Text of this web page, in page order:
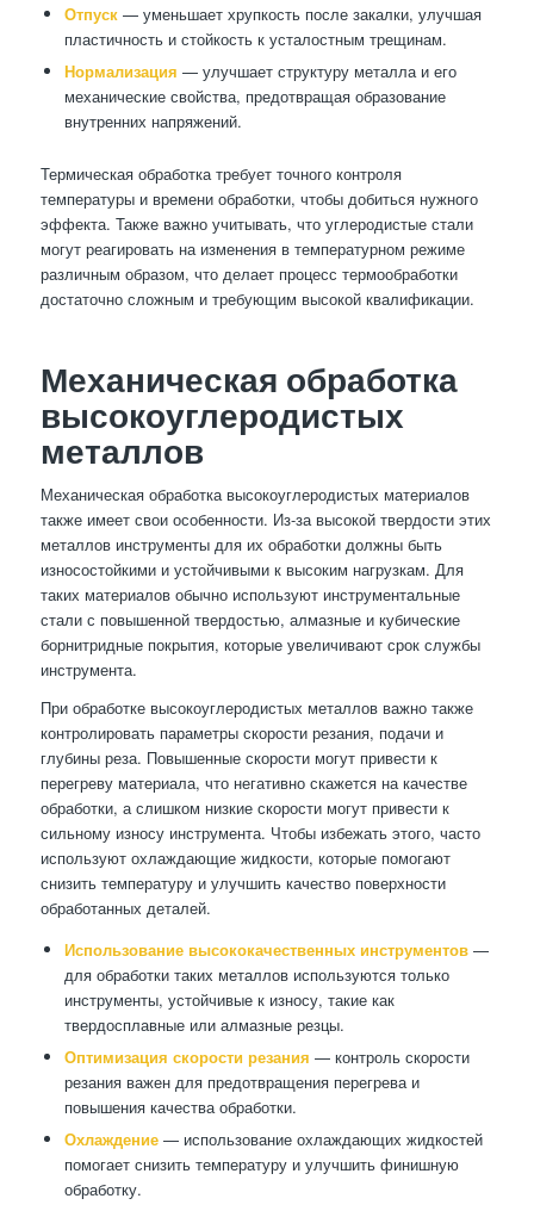
Отпуск— уменьшает хрупкость после закалки, улучшая
пластичность и стойкость к усталостным трещинам.
Нормализация — улучшает структуру металла и его
механические свойства, предотвращая образование
внутренних напряжений.
Термическая обработка требует точного контроля
температуры и времени обработки, чтобы добиться нужного
эффекта. Также важно учитывать, что углеродистые стали
могут реагировать на изменения в температурном режиме
различным образом, что делает процесс термообработки
достаточно сложным и требующим высокой квалификации.
Механическая обработка
высокоуглеродистых
металлов
Механическая обработка высокоуглеродистых материалов
также имеет свои особенности. Из-за высокой твердости этих
металлов инструменты для их обработки должны быть
износостойкими и устойчивыми к высоким нагрузкам. Для
таких материалов обычно используют инструментальные
стали с повышенной твердостью, алмазные и кубические
борнитридные покрытия, которые увеличивают срок службы
инструмента.
При обработке высокоуглеродистых металлов важно также
контролировать параметры скорости резания, подачи и
глубины реза. Повышенные скорости могут привести к
перегреву материала, что негативно скажется на качестве
обработки, а слишком низкие скорости могут привести к
сильному износу инструмента. Чтобы избежать этого, часто
используют охлаждающие жидкости, которые помогают
снизить температуру и улучшить качество поверхности
обработанных деталей.
Использование высококачественных инструментов—
для обработки таких металлов используются только
инструменты, устойчивые к износу, такие как
твердосплавные или алмазные резцы.
Оптимизация скорости резания — контроль скорости
резания важен для предотвращения перегрева и
повышения качества обработки.
Охлаждение— использование охлаждающих жидкостей
помогает снизить температуру и улучшить финишную
обработку.